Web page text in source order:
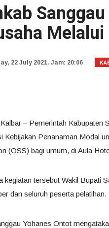
22 July 2021. Jam: 20:06
– Pemerintah Kabupaten
Kebijakan Penanaman Modal
(OSS) bagi umum, di Aula
kegiatan tersebut Wakil Bupati
dan seluruh peserta pelatihan.
Yohanes Ontot